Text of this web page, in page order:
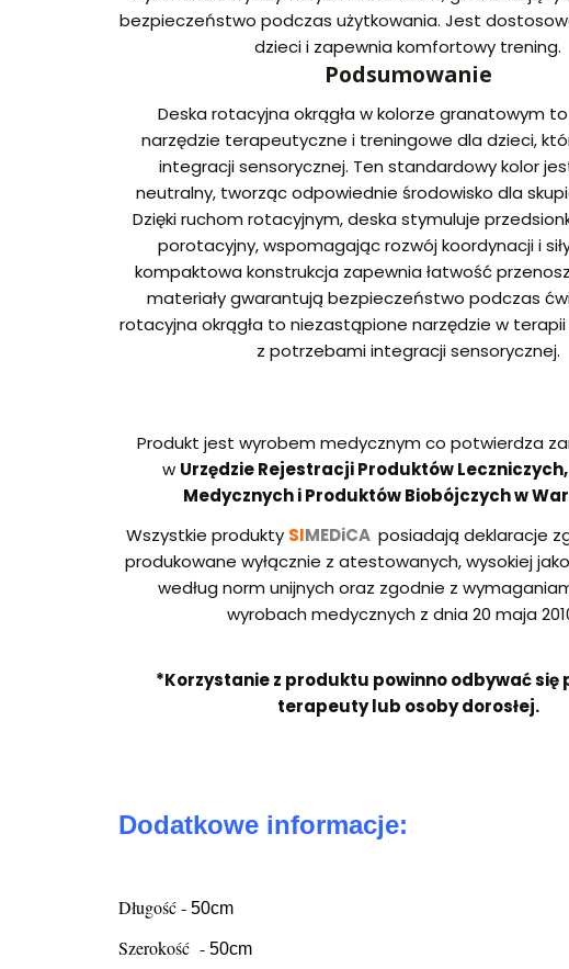
bezpieczeństwo podczas użytkowania. Jest
dzieci i zapewnia komfortowy trening.
Podsumowanie
Deska rotacyjna okrągła w kolorze granatowym
narzędzie terapeutyczne i treningowe dla dzieci,
integracji sensorycznej. Ten standardowy kolor
neutralny, tworząc odpowiednie środowisko dla
Dzięki ruchom rotacyjnym, deska stymuluje
porotacyjny, wspomagając rozwój koordynacji i
kompaktowa konstrukcja zapewnia łatwość
materiały gwarantują bezpieczeństwo podczas
rotacyjna okrągła to niezastąpione narzędzie w
z potrzebami integracji sensorycznej.
Produkt jest wyrobem medycznym co potwierdza
w Urzędzie Rejestracji Produktów
Medycznych i Produktów Biobójczych w
Wszystkie produkty SIMEDiCA posiadają deklaracje
produkowane wyłącznie z atestowanych, wysokiej
według norm unijnych oraz zgodnie z
wyrobach medycznych z dnia 20 maja
*Korzystanie z produktu powinno odbywać się
terapeuty lub osoby dorosłej.
Dodatkowe informacje:
Długość - 50cm
Szerokość - 50cm